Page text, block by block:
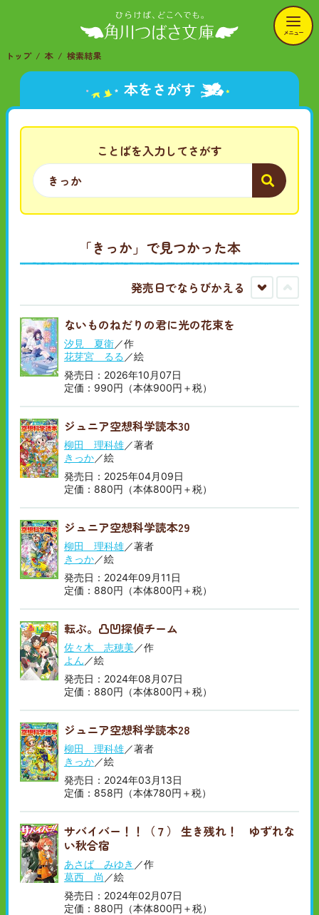
メニュー
トップ 本 検索結果
本をさがす
ことばを入力してさがす
「きっか」で見つかった本
発売日でならびかえる
古
い
新
し
ないものねだりの君に光の花束を
汐見 夏衛／作
花芽宮 るる ／絵
発売日：2026年10月07日
定価：990円（本体900円＋税）
ジュニア空想科学読本30
柳田 理科雄／著者
きっか／絵
発売日：2025年04月09日
定価：880円（本体800円＋税）
ジュニア空想科学読本29
柳田 理科雄／著者
きっか／絵
発売日：2024年09月11日
定価：880円（本体800円＋税）
転ぶ。凸凹探偵チーム
佐々木 志穂美 ／作
よん ／絵
発売日：2024年08月07日
定価：880円（本体800円＋税）
ジュニア空想科学読本28
柳田 理科雄／著者
きっか／絵
発売日：2024年03月13日
定価：858円（本体780円＋税）
サバイバー！！（７） 生き残れ！ ゆずれな
い秋合宿
あさば みゆき ／作
葛西 尚 ／絵
発売日：2024年02月07日
定価：880円（本体800円＋税）